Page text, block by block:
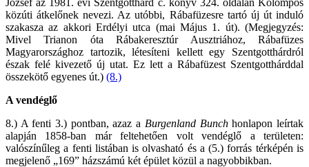
József az 1981. évi Szentgotthárd c. könyv 324. oldalán Kolompos
közúti átkelőnek nevezi. Az utóbbi, Rábafüzesre tartó új út induló
szakasza az akkori Erdélyi utca (mai Május 1. út). (Megjegyzés:
Mivel Trianon óta Rábakeresztúr Ausztriához, Rábafüzes
Magyarországhoz tartozik, létesíteni kellett egy Szentgotthárdról
észak felé kivezető új utat. Ez lett a Rábafüzest Szentgotthárddal
összekötő egyenes út.) (8.)
A vendéglő
8.) A fenti 3.) pontban, azaz a Burgenland Bunchhonlapon leírtak
alapján 1858-ban már feltehetően volt vendéglő a területen:
valószínűleg a fenti listában is olvasható és a (5.) forrás térképén is
megjelenő „169” házszámú két épület közül a nagyobbikban.